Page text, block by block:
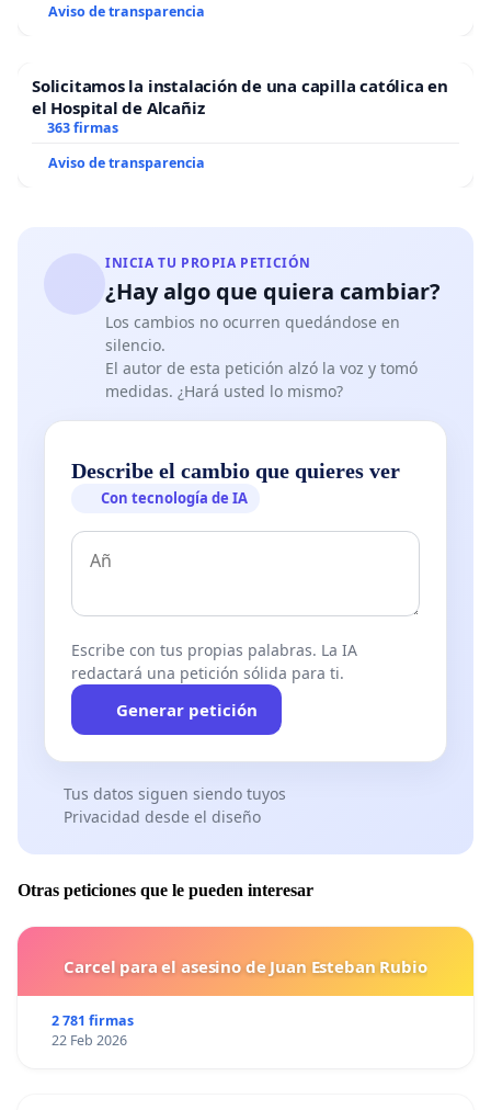
Aviso de transparencia
Solicitamos la instalación de una capilla católica en
el Hospital de Alcañiz
363 firmas
Aviso de transparencia
INICIA TU PROPIA PETICIÓN
¿Hay algo que quiera cambiar?
Los cambios no ocurren quedándose en
silencio.
El autor de esta petición alzó la voz y tomó
medidas. ¿Hará usted lo mismo?
Describe el cambio que quieres ver
Con tecnología de IA
Escribe con tus propias palabras. La IA
redactará una petición sólida para ti.
Generar petición
Tus datos siguen siendo tuyos
Privacidad desde el diseño
Otras peticiones que le pueden interesar
Carcel para el asesino de Juan Esteban Rubio
2 781 firmas
22 Feb 2026